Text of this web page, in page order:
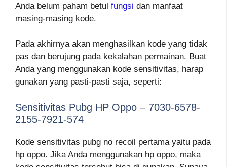
Anda belum paham betul fungsi dan manfaat
masing-masing kode.
Pada akhirnya akan menghasilkan kode yang tidak
pas dan berujung pada kekalahan permainan. Buat
Anda yang menggunakan kode sensitivitas, harap
gunakan yang pasti-pasti saja, seperti:
Sensitivitas Pubg HP Oppo – 7030-6578-
2155-7921-574
Kode sensitivitas pubg no recoil pertama yaitu pada
hp oppo. Jika Anda menggunakan hp oppo, maka